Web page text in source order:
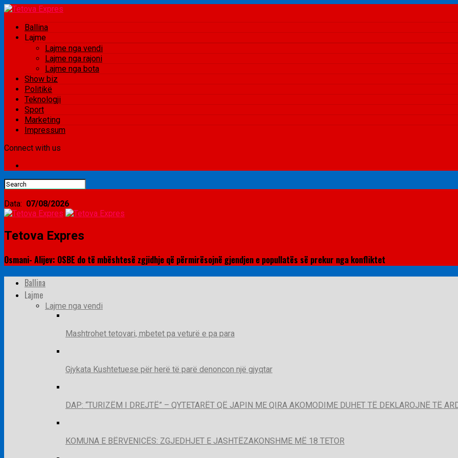
Ballina
Lajme
Lajme nga vendi
Lajme nga rajoni
Lajme nga bota
Show biz
Politikë
Teknologji
Sport
Marketing
Impressum
Connect with us
Data: 07/08/2026
Tetova Expres
Osmani- Alijev: OSBE do të mbështesë zgjidhje që përmirësojnë gjendjen e popullatës së prekur nga konfliktet
Ballina
Lajme
Lajme nga vendi
Mashtrohet tetovari, mbetet pa veturë e pa para
Gjykata Kushtetuese për herë të parë denoncon një gjyqtar
DAP: “TURIZËM I DREJTË” – QYTETARËT QË JAPIN ME QIRA AKOMODIME DUHET TË DEKLAROJNË TË
KOMUNA E BËRVENICËS: ZGJEDHJET E JASHTËZAKONSHME MË 18 TETOR